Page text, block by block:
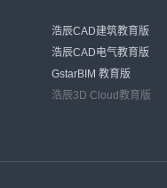
浩辰CAD建筑教育版
浩辰CAD电气教育版
GstarBIM 教育版
浩辰3D Cloud教育版